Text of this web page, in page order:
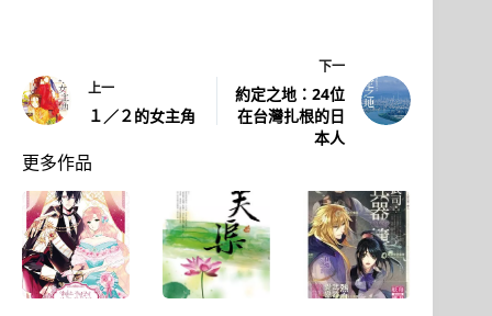
上一
１／２的女主角
下一
約定之地：24位
在台灣扎根的日
本人
更多作品